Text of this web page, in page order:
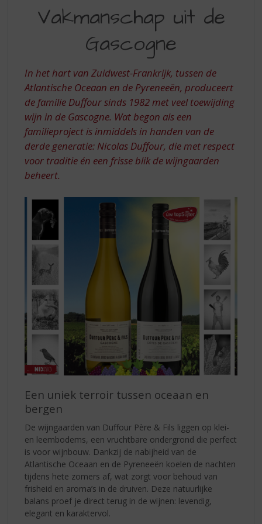
VAKMANSCHAP
UIT
DE
GASCOGNE
Vakmanschap uit de
Gascogne
In het hart van Zuidwest-Frankrijk, tussen de
Atlantische Oceaan en de Pyreneeën, produceert
de familie Duffour sinds 1982 met veel toewijding
wijn in de Gascogne. Wat begon als een
familieproject is inmiddels in handen van de
derde generatie: Nicolas Duffour, die met respect
voor traditie én een frisse blik de wijngaarden
beheert.
Een uniek terroir tussen oceaan en
bergen
De wijngaarden van Duffour Père & Fils liggen op klei-
en leembodems, een vruchtbare ondergrond die perfect
is voor wijnbouw. Dankzij de nabijheid van de
Atlantische Oceaan en de Pyreneeën koelen de nachten
tijdens hete zomers af, wat zorgt voor behoud van
frisheid en aroma’s in de druiven. Deze natuurlijke
balans proef je direct terug in de wijnen: levendig,
elegant en karaktervol.